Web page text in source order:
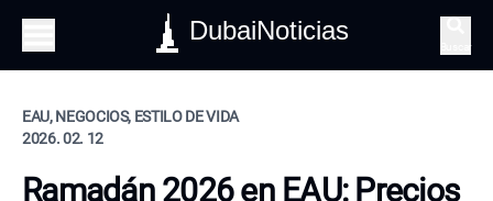
DubaiNoticias
EAU, NEGOCIOS, ESTILO DE VIDA
2026. 02. 12
Ramadán 2026 en EAU: Precios